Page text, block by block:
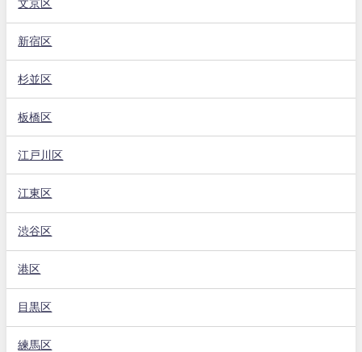
文京区
新宿区
杉並区
板橋区
江戸川区
江東区
渋谷区
港区
目黒区
練馬区